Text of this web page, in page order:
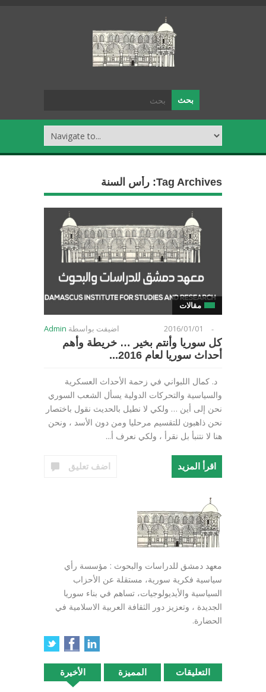
Tag Archives: رأس السنة
مقالات
اضيفت بواسطة Admin -
2016/01/01
كل سوريا وأنتم بخير … خريطة وأهم
أحداث سوريا لعام 2016...
د. كمال اللبواني في زحمة الأحداث العسكرية
والسياسية والتحركات الدولية يسأل الشعب السوري
نحن إلى أين … ولكي لا نطيل بالحديث نقول باختصار
نحن ذاهبون للتقسيم مرحليا ومن دون الأسد ، ونحن
هنا لا نتنبأ بل نقرأ ، ولكي نعرف أ...
اقرأ المزيد اضف تعليق
معهد دمشق للدراسات والبحوث : مؤسسة رأي
سياسية فكرية سورية، مستقلة عن الأحزاب
السياسية والأيديولوجيات، تساهم في بناء سوريا
الجديدة ، وتعزيز دور الثقافة العربية الاسلامية في
الحضارة.
الأخيرة المميزة التعليقات